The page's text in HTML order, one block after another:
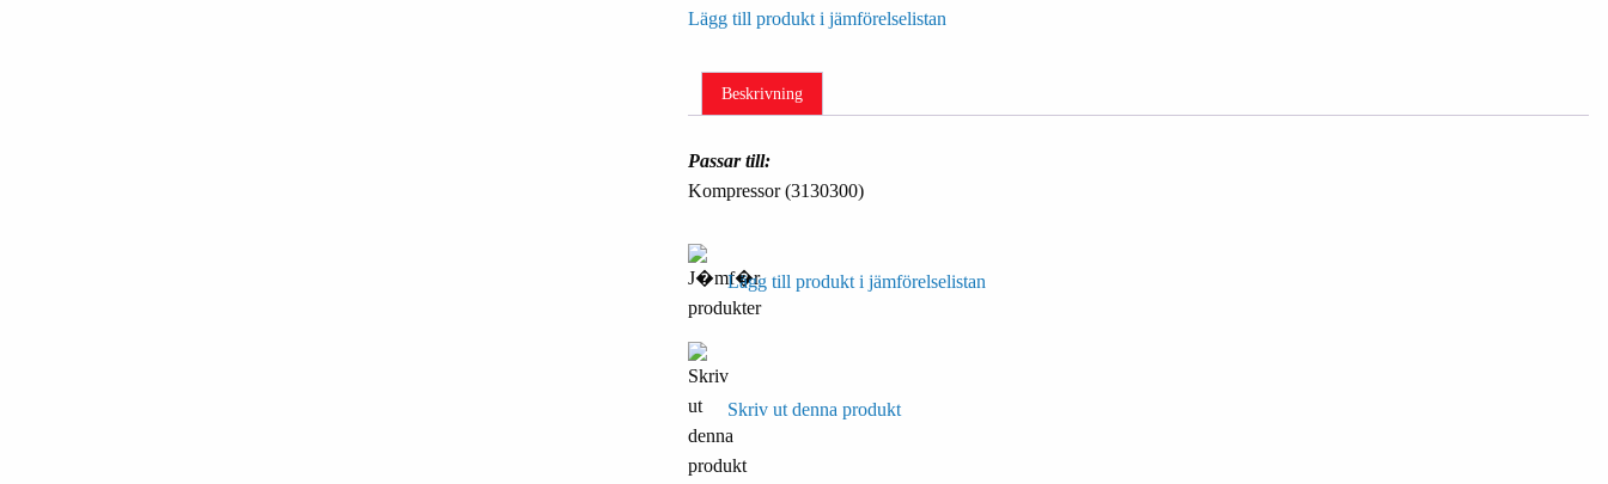
Lägg till produkt i jämförelselistan
Beskrivning
Passar till:
Kompressor (3130300)
Lägg till produkt i jämförelselistan
Skriv ut denna produkt